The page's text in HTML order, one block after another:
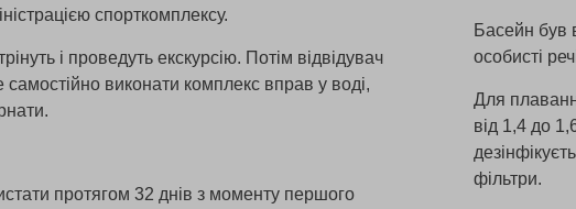
спорткомплексу.
і проведуть екскурсію. Потім відвідувач
виконати комплекс вправ у воді,
протягом 32 днів з моменту першого
Басейн був
особисті
Для
від 1,4 до
фільтри.